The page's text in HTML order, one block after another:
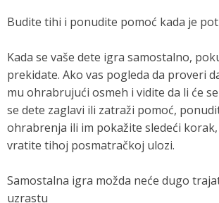
Budite tihi i ponudite pomoć kada je
Kada se vaše dete igra samostalno,
prekidate. Ako vas pogleda da proveri
mu ohrabrujući osmeh i vidite da li će
se dete zaglavi ili zatraži pomoć,
ohrabrenja ili im pokažite sledeći korak,
vratite tihoj posmatračkoj ulozi.
Samostalna igra možda neće dugo
uzrastu